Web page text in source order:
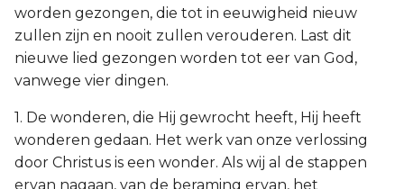
worden gezongen, die tot in eeuwigheid nieuw
zullen zijn en nooit zullen verouderen. Last dit
nieuwe lied gezongen worden tot eer van God,
vanwege vier dingen.
1. De wonderen, die Hij gewrocht heeft, Hij heeft
wonderen gedaan. Het werk van onze verlossing
door Christus is een wonder. Als wij al de stappen
ervan nagaan, van de beraming ervan, het